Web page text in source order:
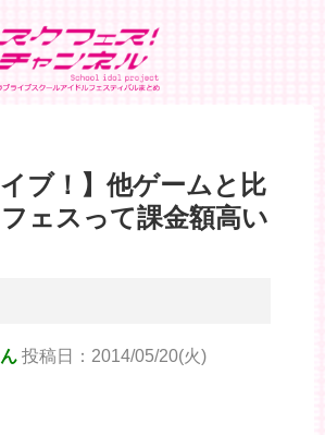
イブ！】他ゲームと比
ェスって課金額高い
投稿日：2014/05/20(火)